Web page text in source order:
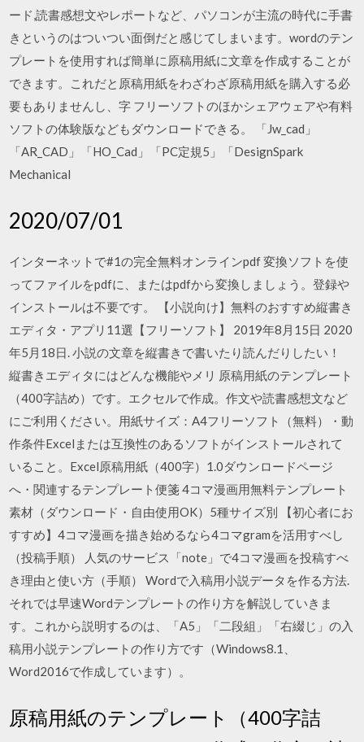
ード,読書感想文やレポートなど、パソコンが主流の時代に手書
きというのはついつい面倒だと感じてしまいます。wordのテン
プレートを使用すれば簡単に原稿用紙に文章を作成することが
できます。これだと原稿用紙をわざわざ原稿用紙を購入する必
要もありませんし、字 フリーソフトのほかシェアウェアや有料
ソフトの体験版などもダウンロードできる。 「Jw_cad」
「AR_CAD」「HO_Cad」「PC定規5」「DesignSpark
Mechanical
2020/07/01
インターネットで#1の完全無料オンラインpdf 変換ソフトを使
ってファイルをpdfに、またはpdfから変換しましょう。登録や
インストールは不要です。 【小説向け】無料のおすすめ縦書き
エディタ・アプリ11選【フリーソフト】 2019年8月15日 2020
年5月18日. 小説の文章を縦書きで書いたり読んだりしたい！
縦書きエディタにはどんな機能やメリ 原稿用紙のテンプレート
（400字詰め）です。エクセルで作成。作文や読書感想文など
にご利用ください。用紙サイズ：A4フリーソフト（無料）・動
作条件Excelまたは互換性のあるソフトがインストールされて
いること。Excel原稿用紙（400字）1.0ダウンロードページ
へ・関連するテンプレート便箋 4コマ漫画用無料テンプレート
素材（ダウンロード・自由使用OK）5種サイズ別 【初心者にお
すすめ】4コマ漫画を描き始めるなら4コマgramを活用すべし
（投稿手順） 人気のサービス「note」で4コマ漫画を投稿すべ
き理由と使い方（手順） Wordで入稿用小説データを作る方法.
それでは早速Wordテンプレートの作り方を解説していきま
す。これから説明するのは、「A5」「二段組」「右綴じ」の入
稿用小説テンプレートの作り方です（Windows8.1、
Word2016で作成しています）。
原稿用紙のテンプレート（400字詰